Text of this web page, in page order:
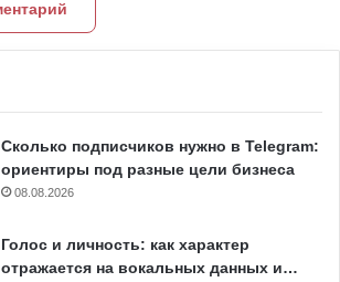
Сколько подписчиков нужно в Telegram:
ориентиры под разные цели бизнеса
08.08.2026
Голос и личность: как характер
отражается на вокальных данных и…